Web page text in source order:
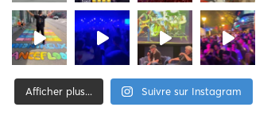
Afficher plus... Suivre sur Instagram